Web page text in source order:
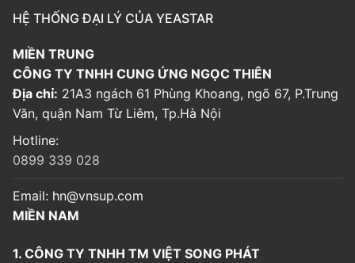
HỆ THỐNG ĐẠI LÝ CỦA YEASTAR
MIỀN TRUNG
CÔNG TY TNHH CUNG ỨNG NGỌC THIÊN
Địa chỉ: 21A3 ngách 61 Phùng Khoang, ngõ 67, P.Trung
Văn, quận Nam Từ Liêm, Tp.Hà Nội
Hotline:
0899 339 028
Email: hn@vnsup.com
MIỀN NAM
1. CÔNG TY TNHH TM VIỆT SONG PHÁT